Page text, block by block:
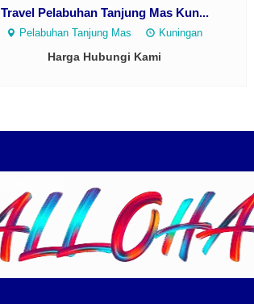
Travel Pelabuhan Tanjung Mas Kun...
Pelabuhan Tanjung Mas Kuningan
Harga Hubungi Kami